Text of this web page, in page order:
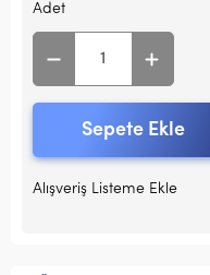
Adet
Sepete Ekle
Alışveriş Listeme Ekle